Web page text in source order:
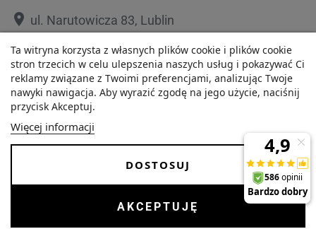
34,22 zł
- +
DODAJ DO KOSZYKA
place ul. Narutowicza 83, Lublin
placeul. 1 Maja 36, Lublin
Ta witryna korzysta z własnych plików cookie i plików cookie
stron trzecich w celu ulepszenia naszych usług i pokazywać Ci
reklamy związane z Twoimi preferencjami, analizując Twoje
nawyki nawigacja. Aby wyrazić zgodę na jego użycie, naciśnij
przycisk Akceptuj.
Więcej informacji
DOSTOSUJ
AKCEPTUJĘ
O nas Zezwolenie
FAQ
Copyrights © 2026 Internetowa Apteka Na83. Wszystkie prawa